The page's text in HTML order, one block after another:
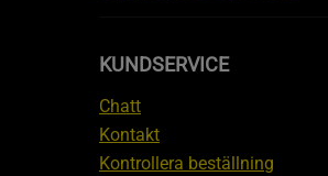
KUNDSERVICE
Chatt
Kontakt
Kontrollera beställning